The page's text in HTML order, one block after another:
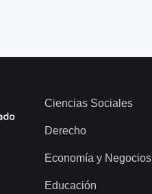
Ciencias Sociales
Derecho
Economía y Negocios
Educación